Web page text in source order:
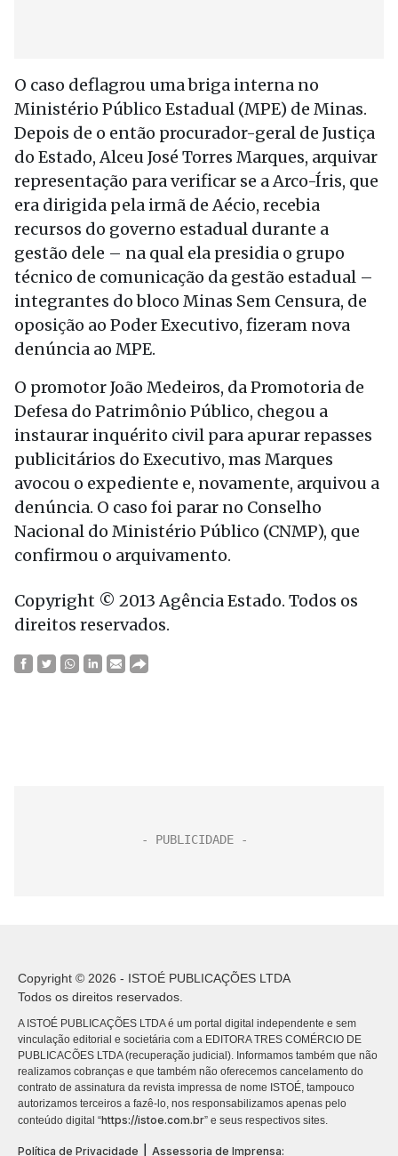
O caso deflagrou uma briga interna no
Ministério Público Estadual (MPE) de Minas.
Depois de o então procurador-geral de Justiça
do Estado, Alceu José Torres Marques, arquivar
representação para verificar se a Arco-Íris, que
era dirigida pela irmã de Aécio, recebia
recursos do governo estadual durante a
gestão dele – na qual ela presidia o grupo
técnico de comunicação da gestão estadual –
integrantes do bloco Minas Sem Censura, de
oposição ao Poder Executivo, fizeram nova
denúncia ao MPE.
O promotor João Medeiros, da Promotoria de
Defesa do Patrimônio Público, chegou a
instaurar inquérito civil para apurar repasses
publicitários do Executivo, mas Marques
avocou o expediente e, novamente, arquivou a
denúncia. O caso foi parar no Conselho
Nacional do Ministério Público (CNMP), que
confirmou o arquivamento.
Copyright © 2013 Agência Estado. Todos os
direitos reservados.
Copyright © 2026 - ISTOÉ PUBLICAÇÕES LTDA
Todos os direitos reservados.
A ISTOÉ PUBLICAÇÕES LTDA é um portal digital independente e sem
vinculação editorial e societária com a EDITORA TRES COMÉRCIO DE
PUBLICACÕES LTDA (recuperação judicial). Informamos também que não
realizamos cobranças e que também não oferecemos cancelamento do
contrato de assinatura da revista impressa de nome ISTOÉ, tampouco
autorizamos terceiros a fazê-lo, nos responsabilizamos apenas pelo
conteúdo digital “https://istoe.com.br” e seus respectivos sites.
Política de Privacidade Assessoria de Imprensa: